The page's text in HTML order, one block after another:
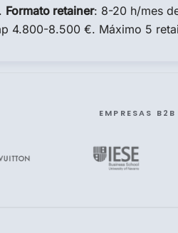
Formato retainer: 8-20 h/mes
4.800-8.500 €. Máximo 5
EMPRESAS